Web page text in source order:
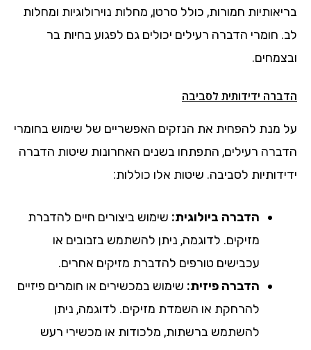
בריאותיות חמורות, כולל סרטן, מחלות נוירולוגיות ומחלות
לב. חומרי הדברה רעילים יכולים גם לפגוע בחיות בר
ובצמחים.
הדברה ידידותית לסביבה
על מנת להפחית את הנזקים האפשריים של שימוש בחומרי
הדברה רעילים, התפתחו בשנים האחרונות שיטות הדברה
ידידותיות לסביבה. שיטות אלו כוללות:
הדברה ביולוגית: שימוש ביצורים חיים להדברת
מזיקים. לדוגמה, ניתן להשתמש בזבובים או
עכבישים טורפים להדברת מזיקים אחרים.
הדברה פיזית: שימוש במכשירים או חומרים פיזיים
להרחקת או השמדת מזיקים. לדוגמה, ניתן
להשתמש ברשתות, מלכודות או מכשירי רעש